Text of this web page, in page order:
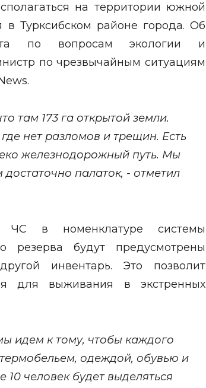
на территории южной
в Турксибском районе города. Об
по вопросам экологии и
по чрезвычайным ситуациям
.
там 173 га открытой земли.
нет разломов и трещин. Есть
железнодорожный путь. Мы
палаток, - отметил
в номенклатуре системы
резерва будут предусмотрены
инвентарь. Это позволит
для выживания в экстренных
идем к тому, чтобы каждого
одеждой, обувью и
человек будет выделяться